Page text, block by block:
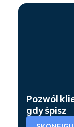
Pozwól
gdy śpisz